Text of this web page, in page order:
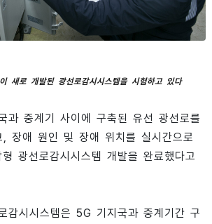
새로 개발된 광선로감시시스템을 시험하고 있다
과 중계기 사이에 구축된 유선 광선로를
, 장애 원인 및 장애 위치를 실시간으로
광선로감시시스템 개발을 완료했다고
감시시스템은 5G 기지국과 중계기간 구